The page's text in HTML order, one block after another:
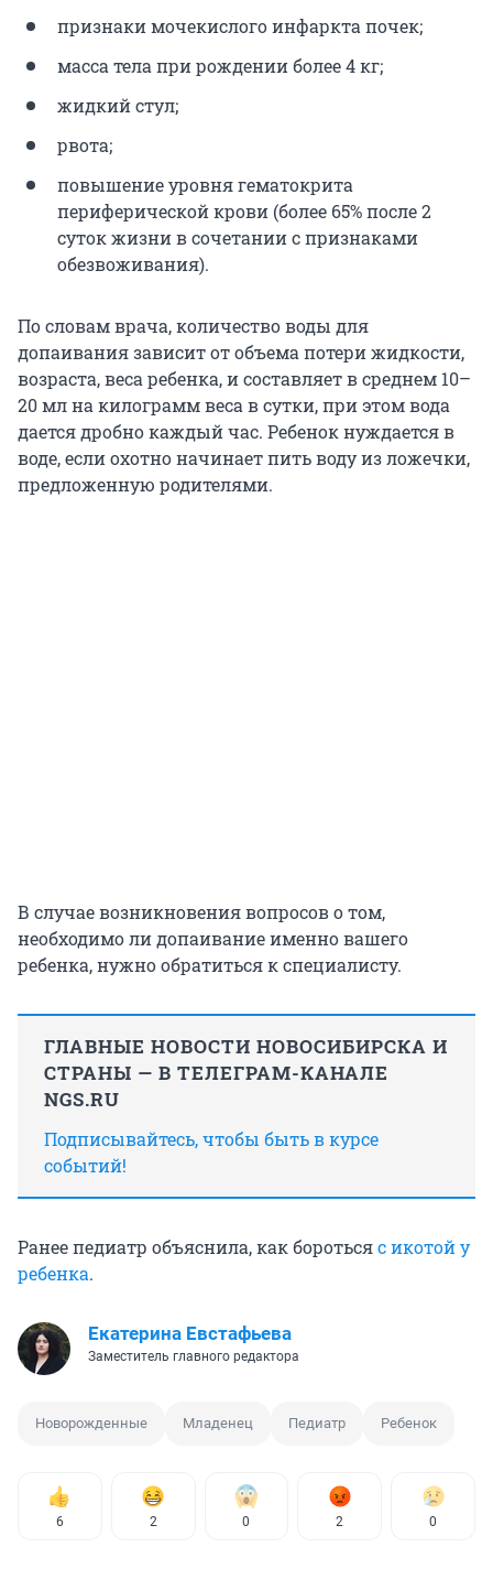
признаки мочекислого инфаркта почек;
масса тела при рождении более 4 кг;
жидкий стул;
рвота;
повышение уровня гематокрита
периферической крови (более 65% после 2
суток жизни в сочетании с признаками
обезвоживания).
По словам врача, количество воды для
допаивания зависит от объема потери жидкости,
возраста, веса ребенка, и составляет в среднем 10–
20 мл на килограмм веса в сутки, при этом вода
дается дробно каждый час. Ребенок нуждается в
воде, если охотно начинает пить воду из ложечки,
предложенную родителями.
В случае возникновения вопросов о том,
необходимо ли допаивание именно вашего
ребенка, нужно обратиться к специалисту.
ГЛАВНЫЕ НОВОСТИ НОВОСИБИРСКА И
СТРАНЫ — В ТЕЛЕГРАМ-КАНАЛЕ
NGS.RU
Подписывайтесь, чтобы быть в курсе
событий!
Ранее педиатр объяснила, как боротьсяс икотой у
ребенка.
Екатерина Евстафьева
Заместитель главного редактора
Новорожденные Младенец Педиатр Ребенок
6 2 0 2 0